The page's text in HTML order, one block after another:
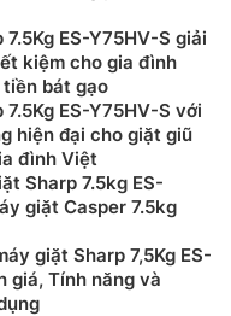
ES-Y75HV-S giải
kiệm cho gia đình
tiền bát gạo
ES-Y75HV-S với
hiện đại cho giặt giũ
đình Việt
Sharp 7.5kg ES-
giặt Casper 7.5kg
giặt Sharp 7,5Kg ES-
giá, Tính năng và